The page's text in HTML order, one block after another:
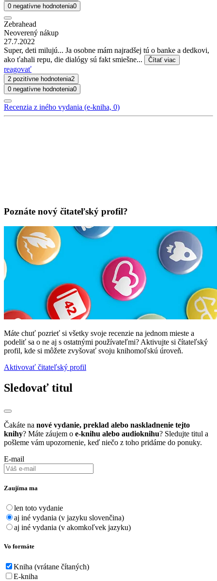
0 negatívne hodnotenia0
Zebrahead
Neoverený nákup
27.7.2022
Super, deti milujú... Ja osobne mám najradšej tú o banke a dedkovi,
ako ťahali repu, die dialógy sú fakt smiešne...
Čítať viac
reagovať
2 pozitívne hodnotenia2
0 negatívne hodnotenia0
Recenzia z iného vydania (e-kniha, 0)
Poznáte nový čitateľský profil?
Máte chuť pozrieť si všetky svoje recenzie na jednom mieste a
podeliť sa o ne aj s ostatnými používateľmi? Aktivujte si čítateľský
profil, kde si môžete zvyšovať svoju knihomoľskú úroveň.
Aktivovať čitateľský profil
Sledovať titul
Čakáte na nové vydanie, preklad alebo naskladnenie tejto
knihy? Máte záujem o e-knihu alebo audioknihu? Sledujte titul a
pošleme vám upozornenie, keď niečo z toho pridáme do ponuky.
E-mail
Zaujíma ma
len toto vydanie
aj iné vydania (v jazyku slovenčina)
aj iné vydania (v akomkoľvek jazyku)
Vo formáte
Kniha (vrátane čítaných)
E-kniha